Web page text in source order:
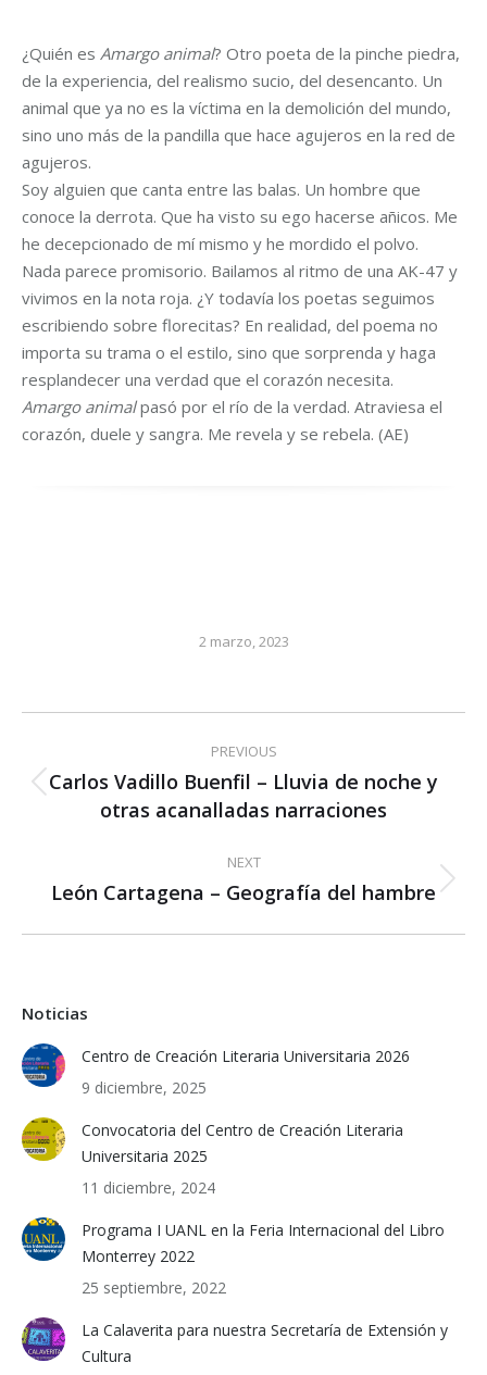
¿Quién es Amargo animal? Otro poeta de la pinche piedra,
de la experiencia, del realismo sucio, del desencanto. Un
animal que ya no es la víctima en la demolición del mundo,
sino uno más de la pandilla que hace agujeros en la red de
agujeros.
Soy alguien que canta entre las balas. Un hombre que
conoce la derrota. Que ha visto su ego hacerse añicos. Me
he decepcionado de mí mismo y he mordido el polvo.
Nada parece promisorio. Bailamos al ritmo de una AK-47 y
vivimos en la nota roja. ¿Y todavía los poetas seguimos
escribiendo sobre florecitas? En realidad, del poema no
importa su trama o el estilo, sino que sorprenda y haga
resplandecer una verdad que el corazón necesita.
Amargo animalpasó por el río de la verdad. Atraviesa el
corazón, duele y sangra. Me revela y se rebela. (AE)
2 marzo, 2023
navigation
PREVIOUS
Previous
post:
Carlos Vadillo Buenfil – Lluvia de noche y
otras acanalladas narraciones
NEXT
Next
León Cartagena – Geografía del hambre
Noticias
Centro de Creación Literaria Universitaria 2026
9 diciembre, 2025
Convocatoria del Centro de Creación Literaria
Universitaria 2025
11 diciembre, 2024
Programa I UANL en la Feria Internacional del Libro
Monterrey 2022
25 septiembre, 2022
La Calaverita para nuestra Secretaría de Extensión y
Cultura